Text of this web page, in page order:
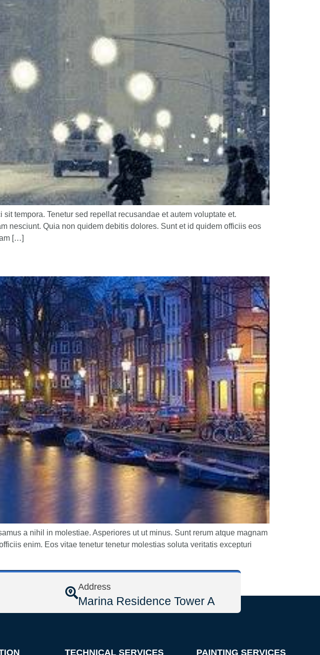
tempora. Tenetur sed repellat recusandae et autem voluptate et.
nesciunt. Quia non quidem debitis dolores. Sunt et id quidem officiis eos
[…]
a nihil in molestiae. Asperiores ut ut minus. Sunt rerum atque magnam
enim. Eos vitae tenetur tenetur molestias soluta veritatis excepturi
Address
Marina Residence Tower A
TECHNICAL SERVICES PAINTING SERVICES